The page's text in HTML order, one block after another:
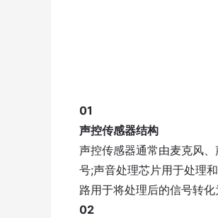
01
声控传感器结构
声控传感器通常由麦克风
号;声音处理芯片用于处理
路用于将处理后的信号转
02